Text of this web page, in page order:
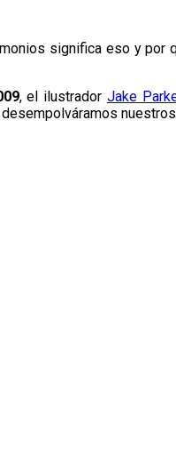
significa eso y por
, el ilustrador Jake